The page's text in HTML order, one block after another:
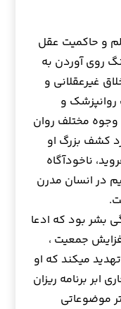
و حاكميت عقل
روي آوردن به
غيرعقلاني و
و
وجوه مختلف روان
كشف بزرگ او
ناخودآگاه
در انسان مدرن
بشر بود كه ادعا
جمعيت ،
ميكند كه او
ابر برنامه ريزان
موضوعاتي